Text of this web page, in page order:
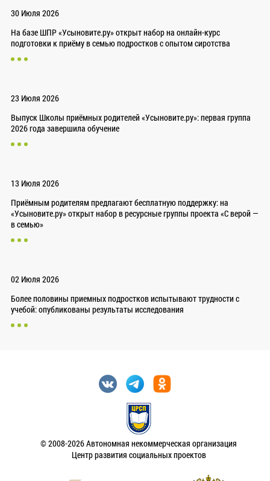
30 Июля 2026
На базе ШПР «Усыновите.ру» открыт набор на онлайн-курс
подготовки к приёму в семью подростков с опытом сиротства
23 Июля 2026
Выпуск Школы приёмных родителей «Усыновите.ру»: первая группа
2026 года завершила обучение
13 Июля 2026
Приёмным родителям предлагают бесплатную поддержку: на
«Усыновите.ру» открыт набор в ресурсные группы проекта «С верой —
в семью»
02 Июля 2026
Более половины приемных подростков испытывают трудности с
учебой: опубликованы результаты исследования
© 2008-2026 Автономная некоммерческая организация
Центр развития социальных проектов